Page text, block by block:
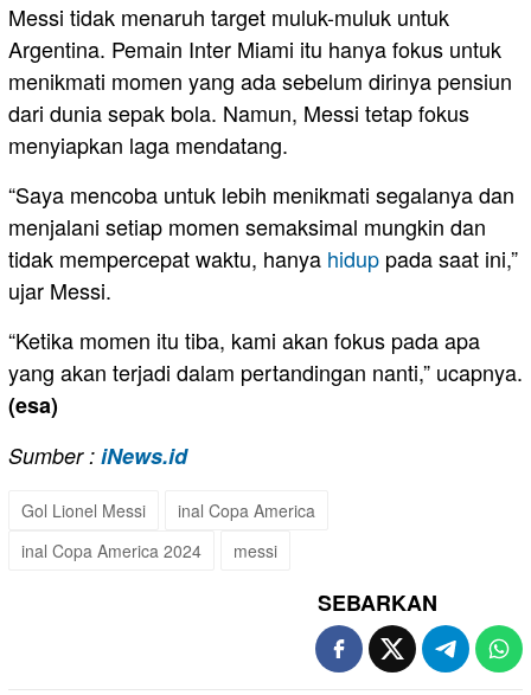
Messi tidak menaruh target muluk-muluk untuk
Argentina. Pemain Inter Miami itu hanya fokus untuk
menikmati momen yang ada sebelum dirinya pensiun
dari dunia sepak bola. Namun, Messi tetap fokus
menyiapkan laga mendatang.
“Saya mencoba untuk lebih menikmati segalanya dan
menjalani setiap momen semaksimal mungkin dan
tidak mempercepat waktu, hanya hidup pada saat ini,”
ujar Messi.
“Ketika momen itu tiba, kami akan fokus pada apa
yang akan terjadi dalam pertandingan nanti,” ucapnya.
(esa)
Sumber : iNews.id
Gol Lionel Messi
inal Copa America
inal Copa America 2024
messi
SEBARKAN